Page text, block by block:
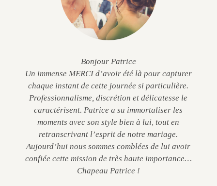
Bonjour Patrice
Un immense MERCI d’avoir été là pour capturer
chaque instant de cette journée si particulière.
Professionnalisme, discrétion et délicatesse le
caractérisent. Patrice a su immortaliser les
moments avec son style bien à lui, tout en
retranscrivant l’esprit de notre mariage.
Aujourd’hui nous sommes comblées de lui avoir
confiée cette mission de très haute importance…
Chapeau Patrice !